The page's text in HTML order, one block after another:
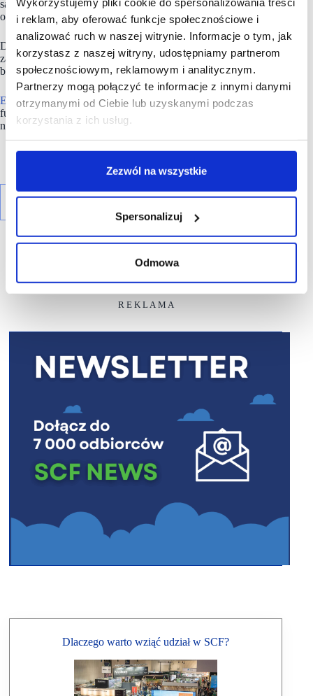
i reklam, aby oferować funkcje społecznościowe i
analizować ruch w naszej witrynie. Informacje o tym, jak
korzystasz z naszej witryny, udostępniamy partnerom
społecznościowym, reklamowym i analitycznym.
Partnerzy mogą połączyć te informacje z innymi danymi
otrzymanymi od Ciebie lub uzyskanymi podczas
korzystania z ich usług.
Zezwól na wszystkie
Spersonalizuj
Odmowa
są zlokalizowane w najbardziej atrakcyjnych polskich miastach
o największym popycie konsumenckim i potencjale wzrostu.
Dąży do dostarczenia najemcom atrakcyjnej i innowacyjnie
zarządzanej powierzchni, wspierając w ten sposób rozwój ich
biznesu.
EPPnależy do Redefine Properties, drugiego największego
funduszu inwestującego w nieruchomości (REIT) notowanego
na giełdzie w Johannesburgu (JSE).
R E K L A M A
Dlaczego warto wziąć udział w SCF?